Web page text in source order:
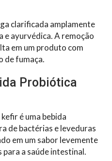
clarificada amplamente
e ayurvédica. A remoção
em um produto com
de fumaça.
Probiótica
é uma bebida
de bactérias e leveduras
em um sabor levemente
a saúde intestinal.